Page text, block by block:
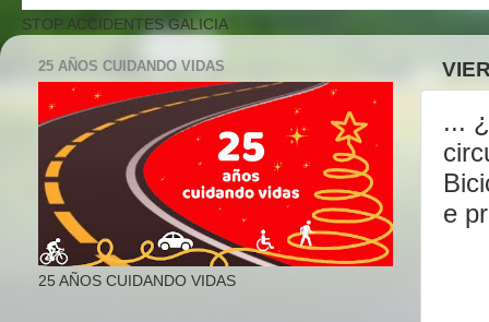
STOP ACCIDENTES GALICIA
...
e
25 AÑOS CUIDANDO VIDAS
25 AÑOS CUIDANDO VIDAS